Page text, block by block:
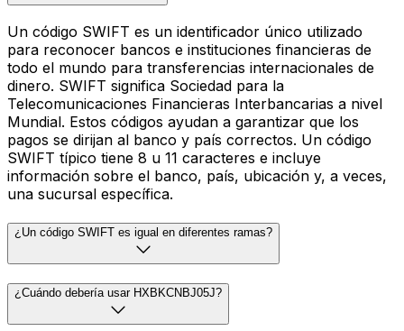
Un código SWIFT es un identificador único utilizado
para reconocer bancos e instituciones financieras de
todo el mundo para transferencias internacionales de
dinero. SWIFT significa Sociedad para la
Telecomunicaciones Financieras Interbancarias a nivel
Mundial. Estos códigos ayudan a garantizar que los
pagos se dirijan al banco y país correctos. Un código
SWIFT típico tiene 8 u 11 caracteres e incluye
información sobre el banco, país, ubicación y, a veces,
una sucursal específica.
¿Un código SWIFT es igual en diferentes ramas?
¿Cuándo debería usar HXBKCNBJ05J?